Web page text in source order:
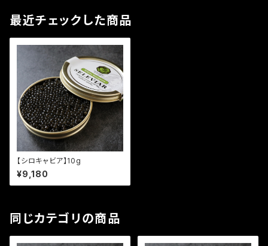
最近チェックした商品
【シロキャビア】10g
¥9,180
同じカテゴリの商品